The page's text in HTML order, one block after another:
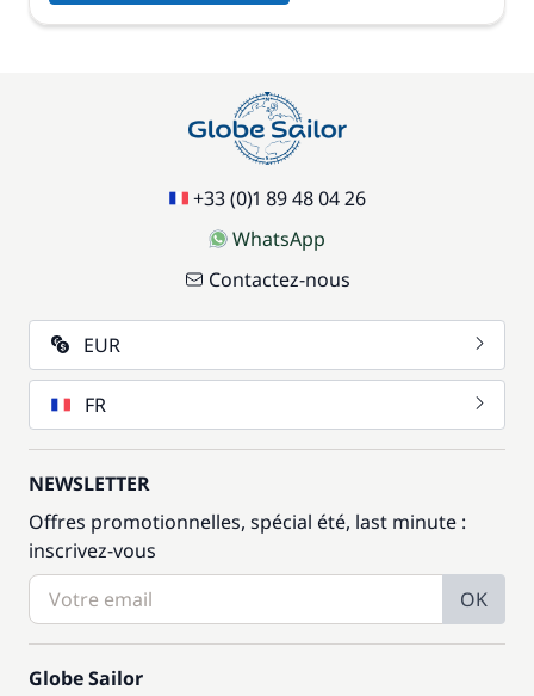
+33 (0)1 89 48 04 26
WhatsApp
Contactez-nous
EUR
FR
NEWSLETTER
Offres promotionnelles, spécial été, last minute :
inscrivez-vous
OK
Globe Sailor